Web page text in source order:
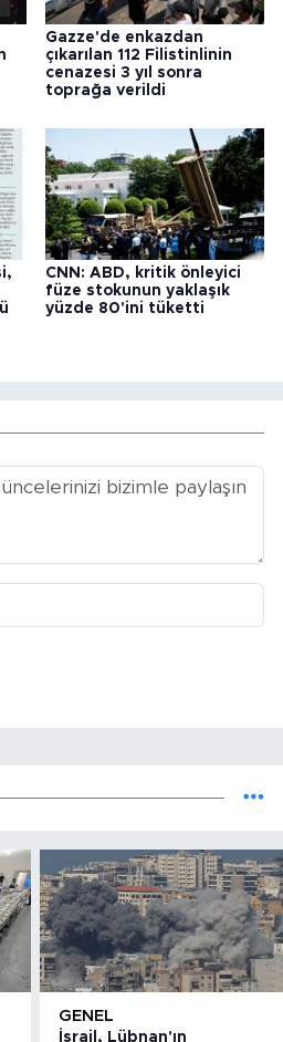
Gazze'de enkazdan
çıkarılan 112 Filistinlinin
cenazesi 3 yıl sonra
toprağa verildi
CNN: ABD, kritik önleyici
füze stokunun yaklaşık
yüzde 80'ini tüketti
GENEL
İsrail, Lübnan'ın